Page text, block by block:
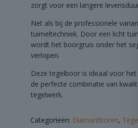
zorgt voor een langere
Net als bij de professionele
tuimeltechniek. Door een licht
wordt het boorgruis onder het
verlopen.
Deze tegelboor is ideaal voor
de perfecte combinatie van
tegelwerk.
Categorieën: Diamantboren,